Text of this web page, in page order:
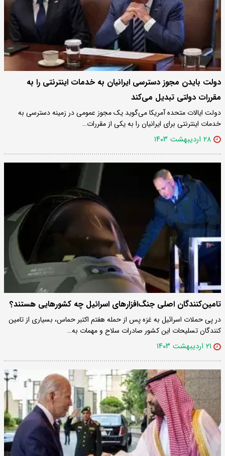
دولت بایدن مجوز دسترسی ایرانیان به خدمات اینترنتی را به
مقررات دولتی تبدیل می‌کند
دولت ایالات متحده آمریکا می‌گوید یک مجوز عمومی در زمینه دسترسی به
خدمات اینترنتی برای ایرانیان را به یکی از مقررات…
۲۸ اردیبهشت ۱۴۰۳
تامین‌کنندگان اصلی جنگ‌افزارهای اسرائیل چه کشورهایی هستند؟
در پی حملات اسرائیل به غزه پس از حمله هفتم اکتبر حماس، بسیاری از تامین
کنندگان تسلیحات این کشور صادرات سلاح و مهمات به…
۲۱ اردیبهشت ۱۴۰۳